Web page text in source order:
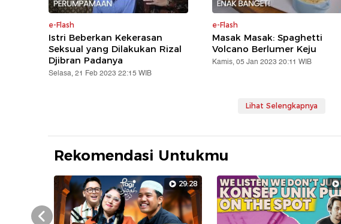
e-Flash
Istri Beberkan Kekerasan
Seksual yang Dilakukan Rizal
Djibran Padanya
Selasa, 21 Feb 2023 22:15 WIB
e-Flash
Masak Masak: Spaghetti
Volcano Berlumer Keju
Kamis, 05 Jan 2023 20:11 WIB
Lihat Selengkapnya
Rekomendasi Untukmu
29:28